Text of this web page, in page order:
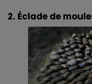
2. Éclade de